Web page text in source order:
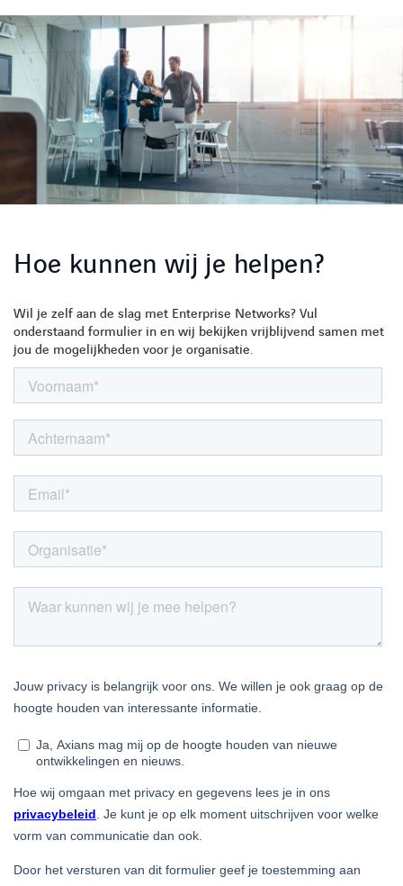
Hoe kunnen wij je helpen?
Wil je zelf aan de slag met Enterprise Networks? Vul
onderstaand formulier in en wij bekijken vrijblijvend samen met
jou de mogelijkheden voor je organisatie.